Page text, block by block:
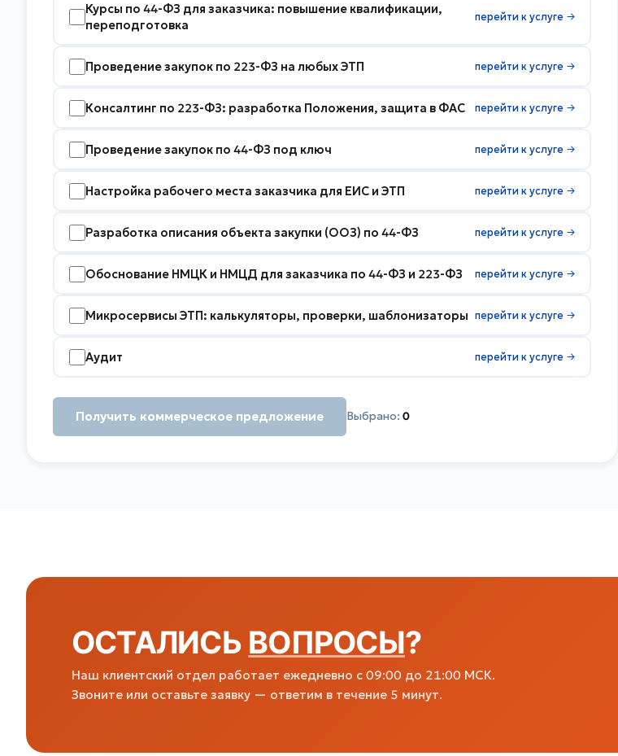
Курсы по 44-ФЗ для заказчика: повышение квалификации,
переподготовка
перейти к услуге →
Проведение закупок по 223-ФЗ на любых ЭТП перейти к услуге →
Консалтинг по 223-ФЗ: разработка Положения, защита в ФАС перейти к услуге →
Проведение закупок по 44-ФЗ под ключ перейти к услуге →
Настройка рабочего места заказчика для ЕИС и ЭТП перейти к услуге →
Разработка описания объекта закупки (ООЗ) по 44-ФЗ перейти к услуге →
Обоснование НМЦК и НМЦД для заказчика по 44-ФЗ и 223-ФЗ перейти к услуге →
Микросервисы ЭТП: калькуляторы, проверки, шаблонизаторы перейти к услуге →
Аудит перейти к услуге →
Получить коммерческое предложение Выбрано: 0
ОСТАЛИСЬ ВОПРОСЫ?
Наш клиентский отдел работает ежедневно с 09:00 до 21:00 МСК.
Звоните или оставьте заявку — ответим в течение 5 минут.